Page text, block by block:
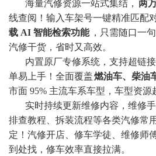
海量汽修资源一站式集结， 两
线查阅！输入车架号一键精准匹配
载 AI 智能检索功能 ，只需随口一
汽修干货，省时又高效。
内置原厂专修系统，支持超链
单易上手！全面覆盖燃油车、柴油
市面 95% 主流车系车型，车型资源
实时持续更新维修内容，维修
排查教程、拆装流程等各类汽修常
定！汽修开店、修车学徒、维修师
到处找，修车效率直接拉满。